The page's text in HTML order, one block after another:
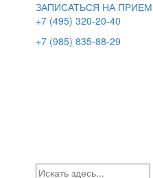
ЗАПИСАТЬСЯ НА ПРИЕМ
+7 (495) 320-20-40
+7 (985) 835-88-29